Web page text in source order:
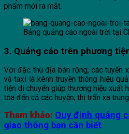
phẩm mới ra mắt.
Bảng quảng cáo ngoài trời tại
3. Quảng cáo trên phương
Với đặc thù địa bàn rộng, các tuyến
và taxi là kênh truyền thông hiệu
tiện di chuyển giúp thương hiệu xuất
tỏa đến cả các huyện, thị trấn xa
Tham khảo: Quy định quảng
giao thông bạn cần biết